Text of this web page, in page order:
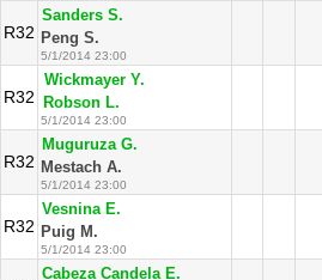
R32
Sanders S.
Peng S.
5/1/2014 23:00
R32
Wickmayer Y.
Robson L.
5/1/2014 23:00
R32
Muguruza G.
Mestach A.
5/1/2014 23:00
R32
Vesnina E.
Puig M.
5/1/2014 23:00
Cabeza Candela E.